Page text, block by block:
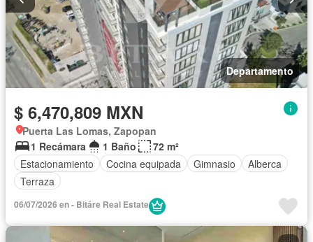
Departamento
$ 6,470,809 MXN
Puerta Las Lomas, Zapopan
1 Recámara
1 Baño
72 m²
Estacionamiento
Cocina equipada Gimnasio
Alberca
Terraza
06/07/2026 en - Bitáre Real Estate